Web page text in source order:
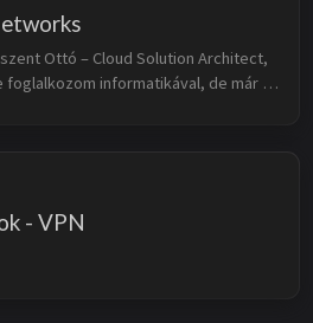
Ottó – Cloud Solution Architect,
foglalkozom informatikával, de már
- VPN